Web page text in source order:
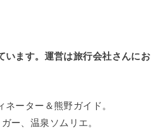
います。運営は旅行会社さんにお
ーター＆熊野ガイド。
ー、温泉ソムリエ。